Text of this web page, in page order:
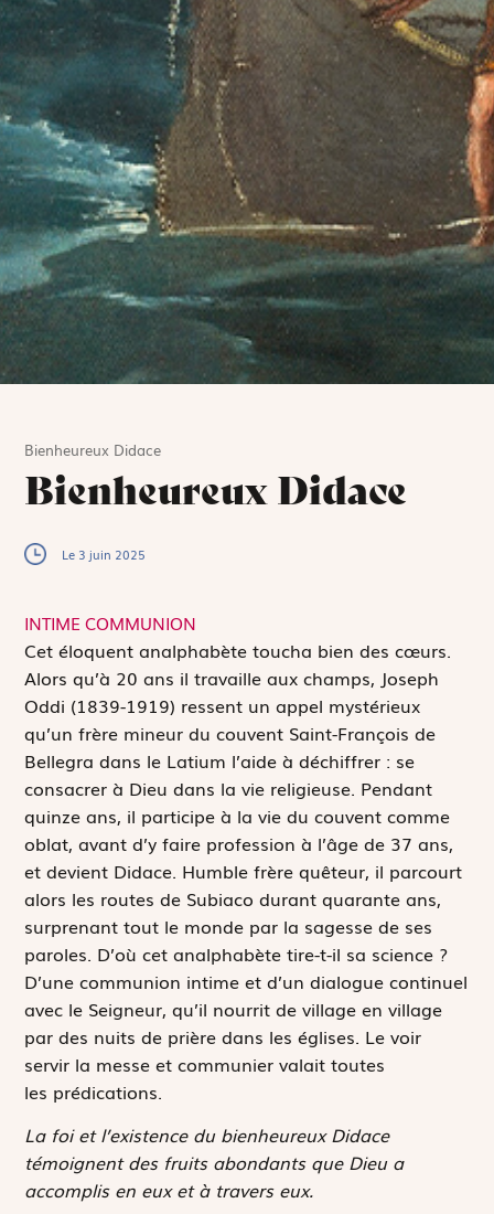
Bienheureux Didace
Bienheureux Didace
Le 3 juin 2025
INTIME COMMUNION
Cet éloquent analphabète toucha bien des cœurs.
Alors qu’à 20 ans il travaille aux champs, Joseph
Oddi (1839-1919) ressent un appel mystérieux
qu’un frère mineur du couvent Saint-François de
Bellegra dans le Latium l’aide à déchiffrer : se
consacrer à Dieu dans la vie religieuse. Pendant
quinze ans, il participe à la vie du couvent comme
oblat, avant d’y faire profession à l’âge de 37 ans,
et devient Didace. Humble frère quêteur, il parcourt
alors les routes de Subiaco durant quarante ans,
surprenant tout le monde par la sagesse de ses
paroles. D’où cet analphabète tire-t-il sa science ?
D’une communion intime et d’un dialogue continuel
avec le Seigneur, qu’il nourrit de village en village
par des nuits de prière dans les églises. Le voir
servir la messe et communier valait toutes
les prédications.
La foi et l’existence du bienheureux Didace
témoignent des fruits abondants que Dieu a
accomplis en eux et à travers eux.